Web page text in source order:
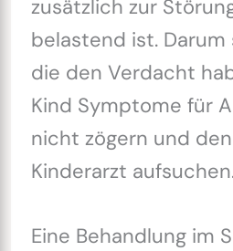
zusätzlich zur
belastend ist. Darum
die den Verdacht
Kind Symptome für
nicht zögern und
Kinderarzt
Eine Behandlung im